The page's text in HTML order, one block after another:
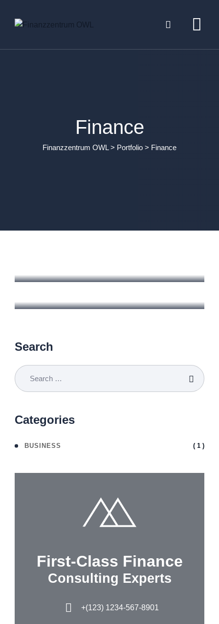
Finance
Finanzzentrum OWL> Portfolio > Finance
Search
Categories
BUSINESS ( 1 )
First-Class Finance
Consulting Experts
+(123) 1234-567-8901